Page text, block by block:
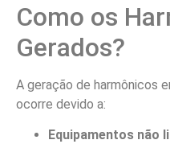
Como os
Gerados?
A geração de harmônicos
ocorre devido a:
Equipamentos não